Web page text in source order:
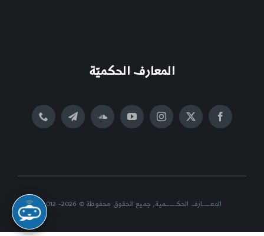
المعارف الحكميّة
المعــــــارف الحكــــــــمية, جميع الحقوق محفوظة © 2026- 2012